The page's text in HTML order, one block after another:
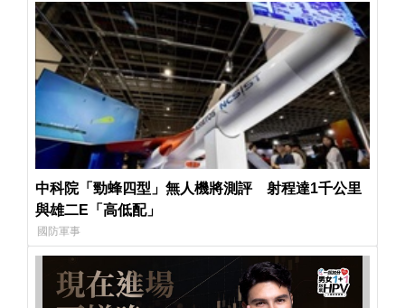
中科院「勁蜂四型」無人機將測評 射程達1千公里
與雄二E「高低配」
國防軍事